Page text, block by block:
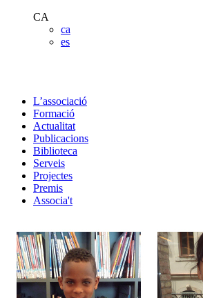
CA
ca
es
L’associació
Formació
Actualitat
Publicacions
Biblioteca
Serveis
Projectes
Premis
Associa't